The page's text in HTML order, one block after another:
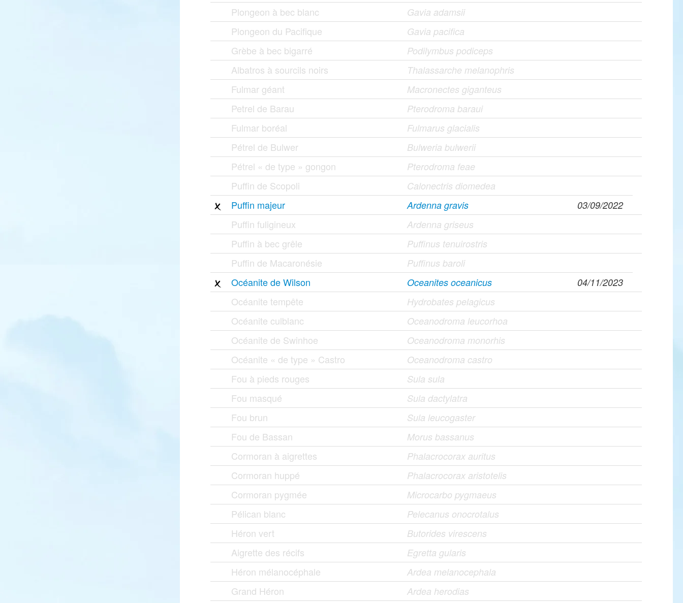
Plongeon à bec blanc Gavia adamsii
Plongeon du Pacifique Gavia pacifica
Grèbe à bec bigarré Podilymbus podiceps
Albatros à sourcils noirs Thalassarche melanophris
Fulmar géant Macronectes giganteus
Petrel de Barau Pterodroma baraui
Fulmar boréal Fulmarus glacialis
Pétrel de Bulwer Bulweria bulwerii
Pétrel « de type » gongon Pterodroma feae
Puffin de Scopoli Calonectris diomedea
Puffin majeur Ardenna gravis 03/09/2022
Puffin fuligineux Ardenna griseus
Puffin à bec grêle Puffinus tenuirostris
Puffin de Macaronésie Puffinus baroli
Océanite de Wilson Oceanites oceanicus 04/11/2023
Océanite tempête Hydrobates pelagicus
Océanite culblanc Oceanodroma leucorhoa
Océanite de Swinhoe Oceanodroma monorhis
Océanite « de type » Castro Oceanodroma castro
Fou à pieds rouges Sula sula
Fou masqué Sula dactylatra
Fou brun Sula leucogaster
Fou de Bassan Morus bassanus
Cormoran à aigrettes Phalacrocorax auritus
Cormoran huppé Phalacrocorax aristotelis
Cormoran pygmée Microcarbo pygmaeus
Pélican blanc Pelecanus onocrotalus
Héron vert Butorides virescens
Aigrette des récifs Egretta gularis
Héron mélanocéphale Ardea melanocephala
Grand Héron Ardea herodias